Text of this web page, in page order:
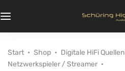
Start Shop
Digitale HiFi Quellen
Netzwerkspieler / Streamer